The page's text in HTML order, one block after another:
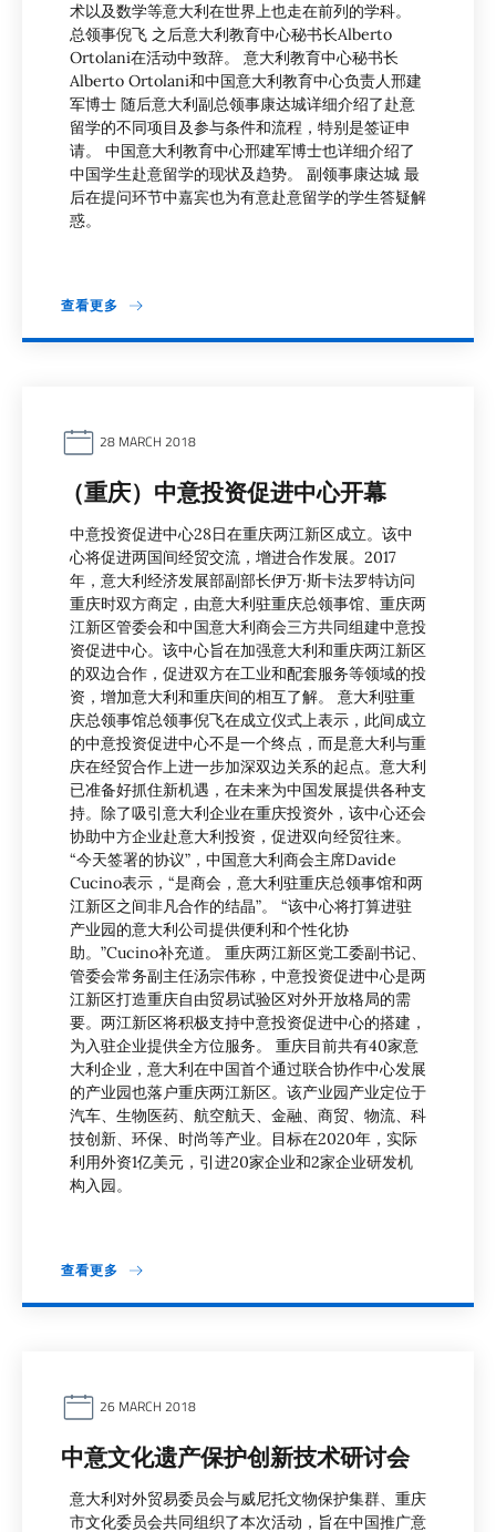
术以及数学等意大利在世界上也走在前列的学科。
总领事倪飞 之后意大利教育中心秘书长Alberto
Ortolani在活动中致辞。 意大利教育中心秘书长
Alberto Ortolani和中国意大利教育中心负责人邢建
军博士 随后意大利副总领事康达城详细介绍了赴意
留学的不同项目及参与条件和流程，特别是签证申
请。 中国意大利教育中心邢建军博士也详细介绍了
中国学生赴意留学的现状及趋势。 副领事康达城 最
后在提问环节中嘉宾也为有意赴意留学的学生答疑解
惑。
查看更多
28 MARCH 2018
（重庆）中意投资促进中心开幕
中意投资促进中心28日在重庆两江新区成立。该中
心将促进两国间经贸交流，增进合作发展。2017
年，意大利经济发展部副部长伊万·斯卡法罗特访问
重庆时双方商定，由意大利驻重庆总领事馆、重庆两
江新区管委会和中国意大利商会三方共同组建中意投
资促进中心。该中心旨在加强意大利和重庆两江新区
的双边合作，促进双方在工业和配套服务等领域的投
资，增加意大利和重庆间的相互了解。 意大利驻重
庆总领事馆总领事倪飞在成立仪式上表示，此间成立
的中意投资促进中心不是一个终点，而是意大利与重
庆在经贸合作上进一步加深双边关系的起点。意大利
已准备好抓住新机遇，在未来为中国发展提供各种支
持。除了吸引意大利企业在重庆投资外，该中心还会
协助中方企业赴意大利投资，促进双向经贸往来。
“今天签署的协议”，中国意大利商会主席Davide
Cucino表示，“是商会，意大利驻重庆总领事馆和两
江新区之间非凡合作的结晶”。 “该中心将打算进驻
产业园的意大利公司提供便利和个性化协
助。”Cucino补充道。 重庆两江新区党工委副书记、
管委会常务副主任汤宗伟称，中意投资促进中心是两
江新区打造重庆自由贸易试验区对外开放格局的需
要。两江新区将积极支持中意投资促进中心的搭建，
为入驻企业提供全方位服务。 重庆目前共有40家意
大利企业，意大利在中国首个通过联合协作中心发展
的产业园也落户重庆两江新区。该产业园产业定位于
汽车、生物医药、航空航天、金融、商贸、物流、科
技创新、环保、时尚等产业。目标在2020年，实际
利用外资1亿美元，引进20家企业和2家企业研发机
构入园。
查看更多
26 MARCH 2018
中意文化遗产保护创新技术研讨会
意大利对外贸易委员会与威尼托文物保护集群、重庆
市文化委员会共同组织了本次活动，旨在中国推广意